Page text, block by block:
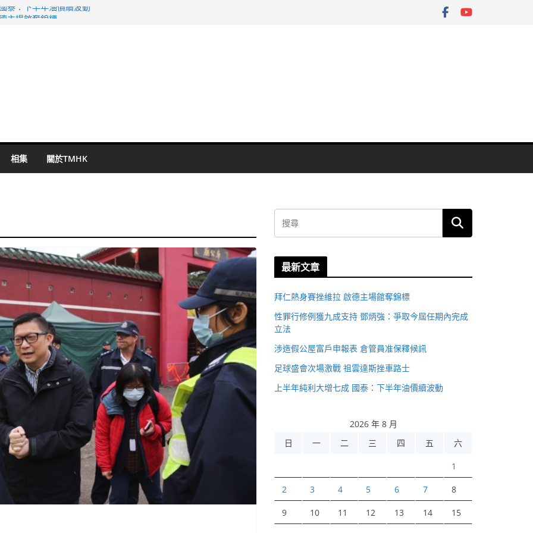
泰：下半年油價續波動
相集 關於TMHK
最新文章
拜仁熱身賽挫維拉 啟德主場館奪錦標
性罪行修例獲九成支持 鄧炳強：爭取今屆任期內完成
立法
涉造假公屋富戶申報表 倉管員准保釋候訊
足球盛會次場激戰 祖雲達斯挫車路士
上半年純利大增七成 國泰：下半年油價續波動
2026 年 8 月
日
一 二 三 四 五 六
1
2 3 4 5 6 7 8
9 10 11 12 13 14 15